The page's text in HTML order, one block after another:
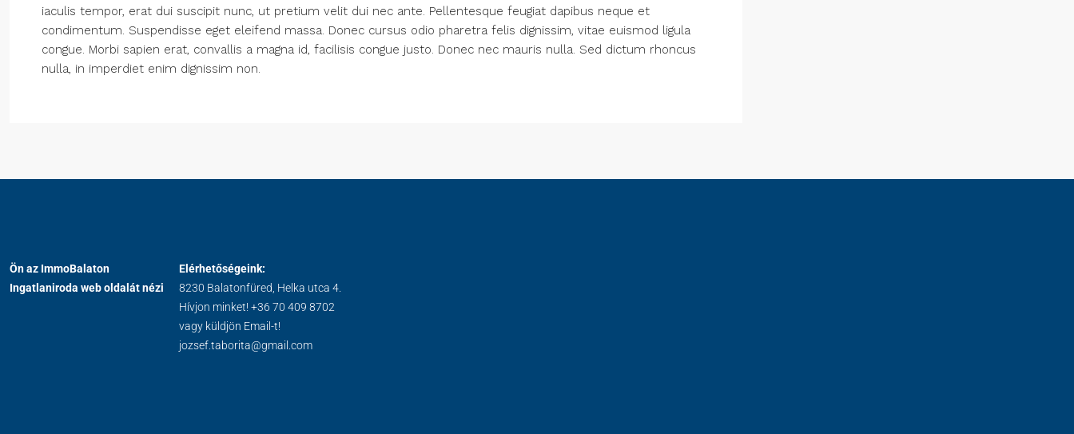
iaculis tempor, erat dui suscipit nunc, ut pretium velit dui nec ante. Pellentesque feugiat dapibus neque et
condimentum. Suspendisse eget eleifend massa. Donec cursus odio pharetra felis dignissim, vitae euismod ligula
congue. Morbi sapien erat, convallis a magna id, facilisis congue justo. Donec nec mauris nulla. Sed dictum rhoncus
nulla, in imperdiet enim dignissim non.
Ön az ImmoBalaton
Ingatlaniroda web oldalát nézi
Elérhetőségeink:
8230 Balatonfüred, Helka utca 4.
Hívjon minket! +36 70 409 8702
vagy küldjön Email-t!
jozsef.taborita@gmail.com